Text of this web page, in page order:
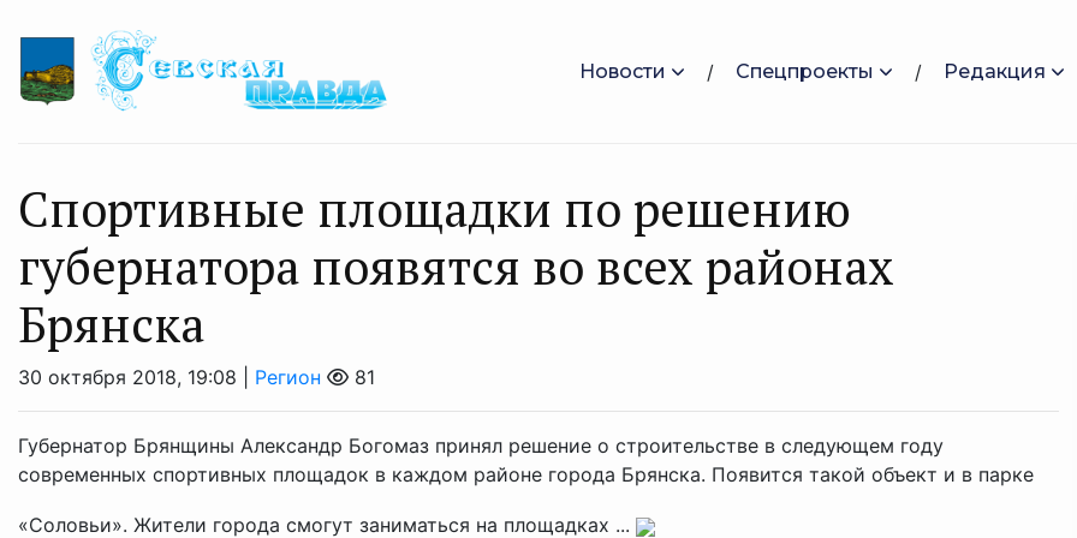
Новости Спецпроекты Редакция
Спортивные площадки по решению
губернатора появятся во всех районах
Брянска
30 октября 2018, 19:08 | Регион 81
Губернатор Брянщины Александр Богомаз принял решение о строительстве в следующем году
современных спортивных площадок в каждом районе города Брянска. Появится такой объект и в парке
«Соловьи». Жители города смогут заниматься на площадках ...